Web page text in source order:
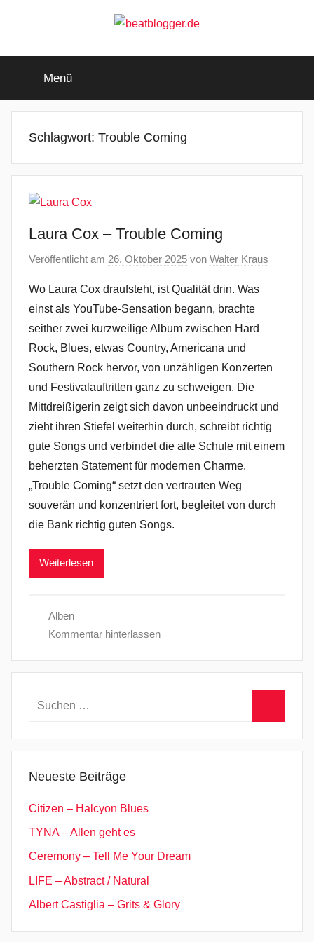
beatblogger.de
beat
goes
Menü
Schlagwort: Trouble Coming
Laura Cox – Trouble Coming
Veröffentlicht am 26. Oktober 2025 von Walter Kraus
Wo Laura Cox draufsteht, ist Qualität drin. Was
einst als YouTube-Sensation begann, brachte
seither zwei kurzweilige Album zwischen Hard
Rock, Blues, etwas Country, Americana und
Southern Rock hervor, von unzähligen Konzerten
und Festivalauftritten ganz zu schweigen. Die
Mittdreißigerin zeigt sich davon unbeeindruckt und
zieht ihren Stiefel weiterhin durch, schreibt richtig
gute Songs und verbindet die alte Schule mit einem
beherzten Statement für modernen Charme.
„Trouble Coming“ setzt den vertrauten Weg
souverän und konzentriert fort, begleitet von durch
die Bank richtig guten Songs.
Weiterlesen
Alben
Kommentar hinterlassen
Suchen
Neueste Beiträge
Citizen – Halcyon Blues
TYNA – Allen geht es
Ceremony – Tell Me Your Dream
LIFE – Abstract / Natural
Albert Castiglia – Grits & Glory